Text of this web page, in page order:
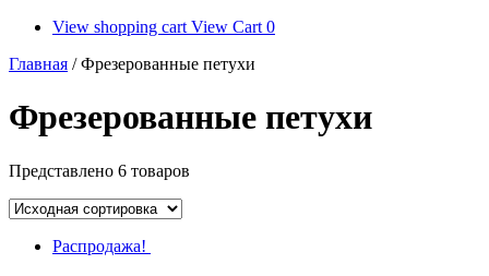
View shopping cart View Cart 0
Главная / Фрезерованные петухи
Фрезерованные петухи
Представлено 6 товаров
Распродажа!